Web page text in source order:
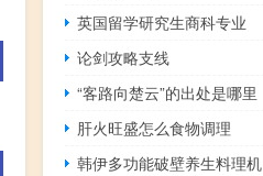
英国留学研究生商科专业
论剑攻略支线
“客路向楚云”的出处是哪里
肝火旺盛怎么食物调理
韩伊多功能破壁养生料理机